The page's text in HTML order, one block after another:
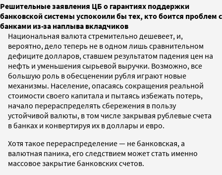
Решительные заявления ЦБ о гарантиях поддержки
банковской системы успокоили бы тех, кто боится проблем с
банками из-за наплыва вкладчиков
Национальная валюта стремительно дешевеет, и,
вероятно, дело теперь не в одном лишь сравнительном
дефиците долларов, ставшем результатом падения цен на
нефть и уменьшения сырьевой выручки. Возможно, все
большую роль в обесценении рубля играют новые
механизмы. Население, опасаясь сокращения реальной
стоимости своего капитала и пытаясь избежать потерь,
начало перераспределять сбережения в пользу
устойчивой валюты, в том числе закрывая рублевые счета
в банках и конвертируя их в доллары и евро.
Хотя такое перераспределение — не банковская, а
валютная паника, его следствием может стать именно
массовое закрытие банковских счетов.